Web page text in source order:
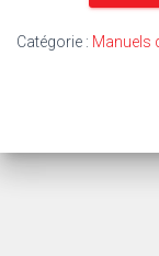
CHARRUE
Catégorie : Manuels